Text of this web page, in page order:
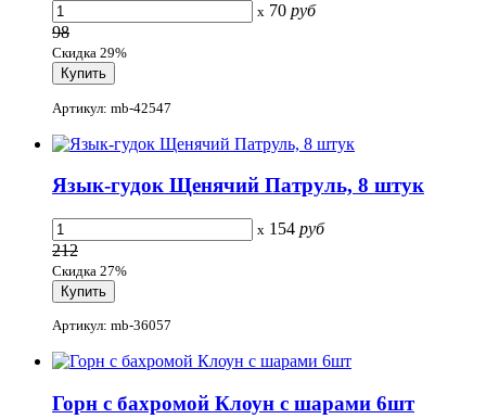
x 70 руб
98
Скидка 29%
Артикул: mb-42547
Язык-гудок Щенячий Патруль, 8 штук
x 154 руб
212
Скидка 27%
Артикул: mb-36057
Горн с бахромой Клоун с шарами 6шт